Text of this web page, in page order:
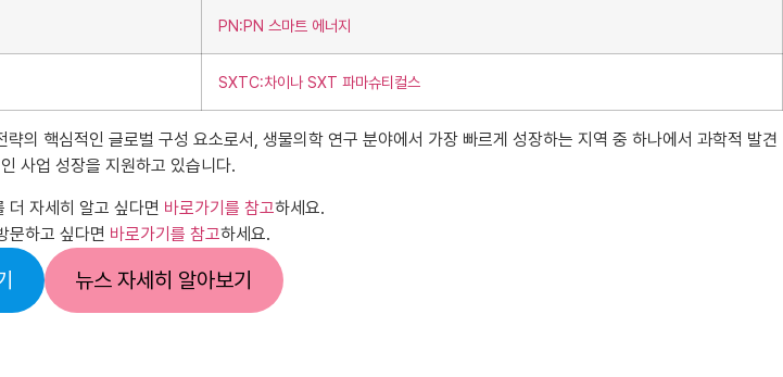
PN:PN 스마트 에너지
SXTC:차이나 SXT 파마슈티컬스
의 핵심적인 글로벌 구성 요소로서, 생물의학 연구 분야에서 가장 빠르게 성장하는 지역 중 하나에서 과학적 발견
사업 성장을 지원하고 있습니다.
더 자세히 알고 싶다면 바로가기를 참고하세요.
문하고 싶다면 바로가기를 참고하세요.
뉴스 자세히 알아보기